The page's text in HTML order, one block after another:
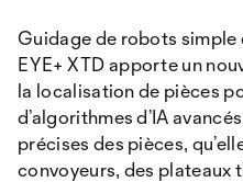
Guidage de robots
EYE+ XTD apporte un
la localisation de pièces
d’algorithmes d’IA
précises des pièces,
convoyeurs, des plateaux